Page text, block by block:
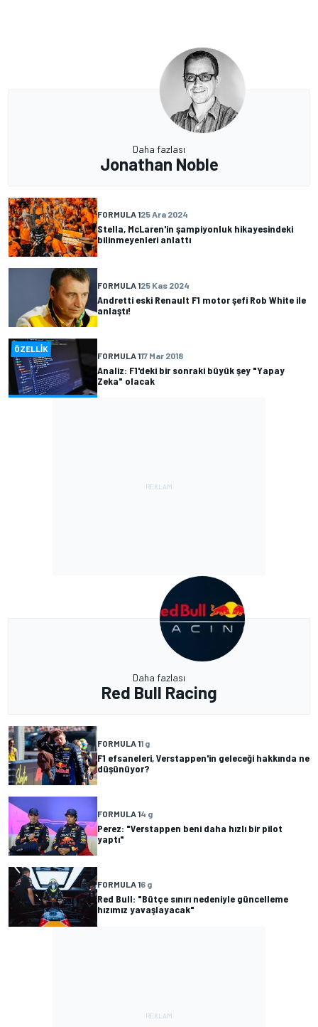
Daha fazlası
Jonathan Noble
FORMULA 125 Ara 2024
Stella, McLaren'in şampiyonluk hikayesindeki
bilinmeyenleri anlattı
FORMULA 125 Kas 2024
Andretti eski Renault F1 motor şefi Rob White ile
anlaştı!
ÖZELLIK
FORMULA 117 Mar 2018
Analiz: F1'deki bir sonraki büyük şey "Yapay
Zeka" olacak
Daha fazlası
Red Bull Racing
FORMULA 11 g
F1 efsaneleri, Verstappen'in geleceği hakkında ne
düşünüyor?
FORMULA 14 g
Perez: "Verstappen beni daha hızlı bir pilot
yaptı"
FORMULA 16 g
Red Bull: "Bütçe sınırı nedeniyle güncelleme
hızımız yavaşlayacak"